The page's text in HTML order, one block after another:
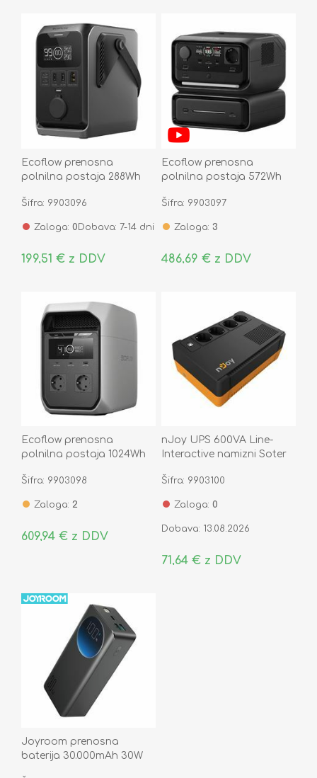
Ecoflow prenosna
polnilna postaja 288Wh
Šifra: 9903096
Zaloga: 0 Dobava: 7-14 dni
199,51 € z DDV
Ecoflow prenosna
polnilna postaja 572Wh
Šifra: 9903097
Zaloga: 3
486,69 € z DDV
Ecoflow prenosna
polnilna postaja 1024Wh
Šifra: 9903098
Zaloga: 2
609,94 € z DDV
nJoy UPS 600VA Line-
Interactive namizni Soter
Šifra: 9903100
Zaloga: 0
Dobava: 13.08.2026
71,64 € z DDV
Joyroom prenosna
baterija 30.000mAh 30W